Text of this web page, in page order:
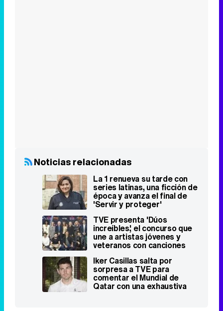
Noticias relacionadas
La 1 renueva su tarde con
series latinas, una ficción de
época y avanza el final de
'Servir y proteger'
TVE presenta 'Dúos
increíbles', el concurso que
une a artistas jóvenes y
veteranos con canciones
Iker Casillas salta por
sorpresa a TVE para
comentar el Mundial de
Qatar con una exhaustiva